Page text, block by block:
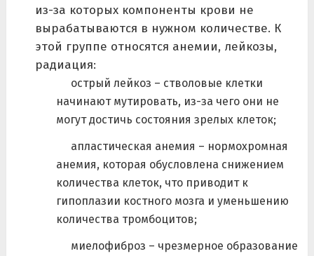
из-за которых компоненты крови не
вырабатываются в нужном количестве. К
этой группе относятся анемии, лейкозы,
радиация:
острый лейкоз – стволовые клетки
начинают мутировать, из-за чего они не
могут достичь состояния зрелых клеток;
апластическая анемия – нормохромная
анемия, которая обусловлена снижением
количества клеток, что приводит к
гипоплазии костного мозга и уменьшению
количества тромбоцитов;
миелофиброз – чрезмерное образование